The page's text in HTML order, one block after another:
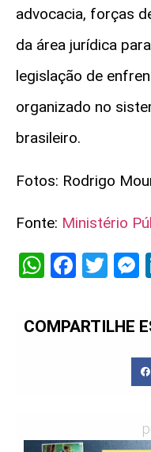
advocacia, forças
da área jurídica
legislação de
organizado no
brasileiro.
Fotos: Rodrigo
Fonte: Ministério
COMPARTILHE